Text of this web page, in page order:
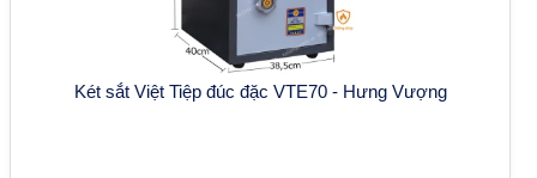
Két sắt Việt Tiệp đúc đặc VTE70 - Hưng Vượng